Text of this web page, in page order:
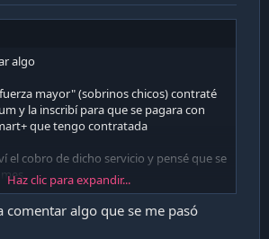
algo
mayor" (sobrinos chicos) contraté
y la inscribí para que se pagara con
que tengo contratada
el cobro de dicho servicio y pensé que se
mirando el foro del Banco Itaú y
un posteo de un usuario (
@folto
Haz clic para expandir...
comentar algo que se me pasó